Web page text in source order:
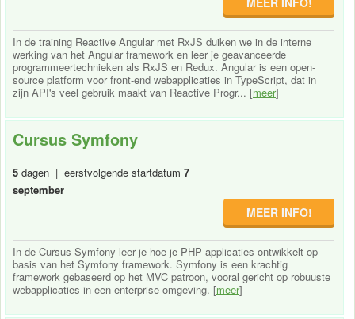
In de training Reactive Angular met RxJS duiken we in de interne
werking van het Angular framework en leer je geavanceerde
programmeertechnieken als RxJS en Redux. Angular is een open-
source platform voor front-end webapplicaties in TypeScript, dat in
zijn API's veel gebruik maakt van Reactive Progr... [meer]
Cursus Symfony
5 dagen | eerstvolgende startdatum 7
september
MEER INFO!
In de Cursus Symfony leer je hoe je PHP applicaties ontwikkelt op
basis van het Symfony framework. Symfony is een krachtig
framework gebaseerd op het MVC patroon, vooral gericht op robuuste
webapplicaties in een enterprise omgeving. [meer]